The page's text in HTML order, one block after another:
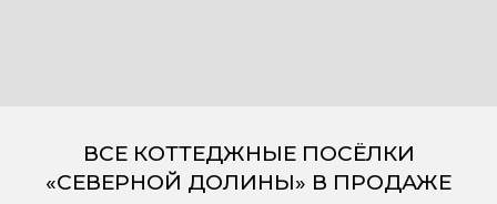
ВСЕ КОТТЕДЖНЫЕ ПОСЁЛКИ
«СЕВЕРНОЙ ДОЛИНЫ» В ПРОДАЖЕ